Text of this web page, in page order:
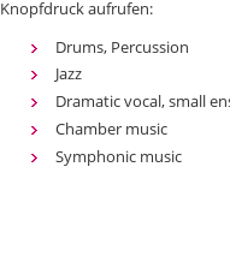
Knopfdruck aufrufen:
Drums, Percussion
Jazz
Dramatic vocal, small
Chamber music
Symphonic music